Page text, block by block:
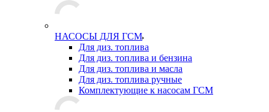
НАСОСЫ ДЛЯ ГСМ
Для диз. топлива
Для диз. топлива и бензина
Для диз. топлива и масла
Для диз. топлива ручные
Комплектующие к насосам ГСМ